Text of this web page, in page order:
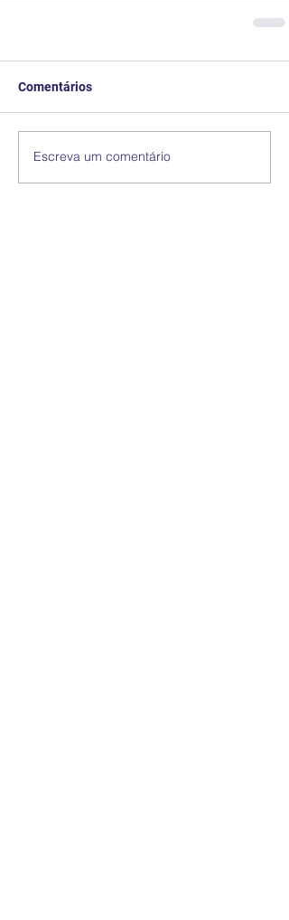
Comentários
Escreva um comentário